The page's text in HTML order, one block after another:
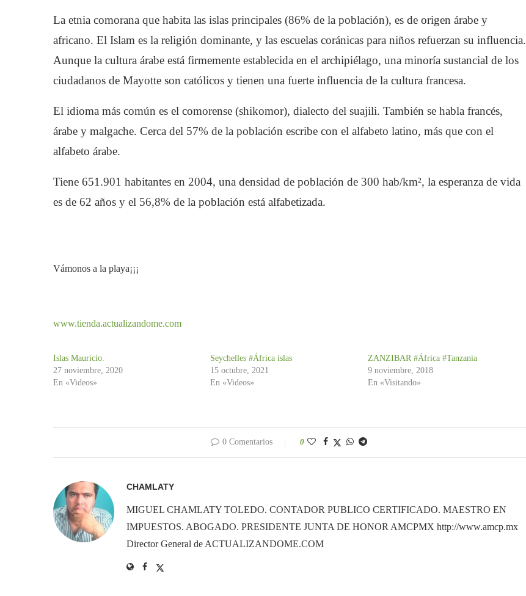
La etnia comorana que habita las islas principales (86% de la población), es de origen árabe y
africano. El Islam es la religión dominante, y las escuelas coránicas para niños refuerzan su influencia.
Aunque la cultura árabe está firmemente establecida en el archipiélago, una minoría sustancial de los
ciudadanos de Mayotte son católicos y tienen una fuerte influencia de la cultura francesa.
El idioma más común es el comorense (shikomor), dialecto del suajili. También se habla francés,
árabe y malgache. Cerca del 57% de la población escribe con el alfabeto latino, más que con el
alfabeto árabe.
Tiene 651.901 habitantes en 2004, una densidad de población de 300 hab/km², la esperanza de vida
es de 62 años y el 56,8% de la población está alfabetizada.
Vámonos a la playa¡¡¡
www.tienda.actualizandome.com
Islas Mauricio.
27 noviembre, 2020
En «Videos»
Seychelles #África islas
15 octubre, 2021
En «Videos»
ZANZIBAR #África #Tanzania
9 noviembre, 2018
En «Visitando»
0 Comentarios 0
CHAMLATY
MIGUEL CHAMLATY TOLEDO. CONTADOR PUBLICO CERTIFICADO. MAESTRO EN
IMPUESTOS. ABOGADO. PRESIDENTE JUNTA DE HONOR AMCPMX http://www.amcp.mx
Director General de ACTUALIZANDOME.COM